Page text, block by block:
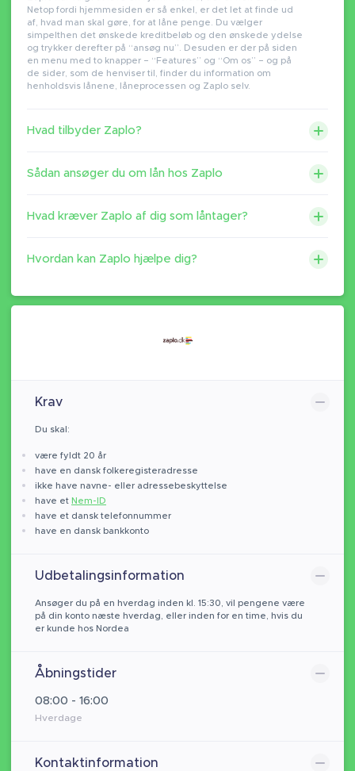
Netop fordi hjemmesiden er så enkel, er det let at finde ud
af, hvad man skal gøre, for at låne penge. Du vælger
simpelthen det ønskede kreditbeløb og den ønskede ydelse
og trykker derefter på “ansøg nu”. Desuden er der på siden
en menu med to knapper – “Features” og “Om os” – og på
de sider, som de henviser til, finder du information om
henholdsvis lånene, låneprocessen og Zaplo selv.
Hvad tilbyder Zaplo?
Sådan ansøger du om lån hos Zaplo
Hvad kræver Zaplo af dig som låntager?
Hvordan kan Zaplo hjælpe dig?
Krav
Du skal:
være fyldt 20 år
have en dansk folkeregisteradresse
ikke have navne- eller adressebeskyttelse
have et Nem-ID
have et dansk telefonnummer
have en dansk bankkonto
Udbetalingsinformation
Ansøger du på en hverdag inden kl. 15:30, vil pengene være
på din konto næste hverdag, eller inden for en time, hvis du
er kunde hos Nordea
Åbningstider
08:00 - 16:00
Hverdage
Kontaktinformation